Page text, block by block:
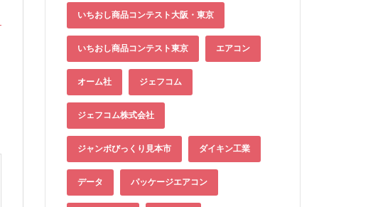
いちおし商品コンテスト大阪・東京
いちおし商品コンテスト東京 エアコン
オーム社 ジェフコム
ジェフコム株式会社
ジャンボびっくり見本市 ダイキン工業
データ パッケージエアコン